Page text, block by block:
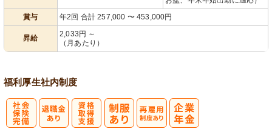
賞与
年2回 合計 257,000 〜 453,000円
昇給
2,033円 ～
（月あたり）
福利厚生社内制度